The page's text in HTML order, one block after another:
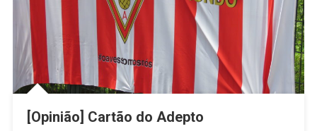
[Opinião] Cartão do Adepto